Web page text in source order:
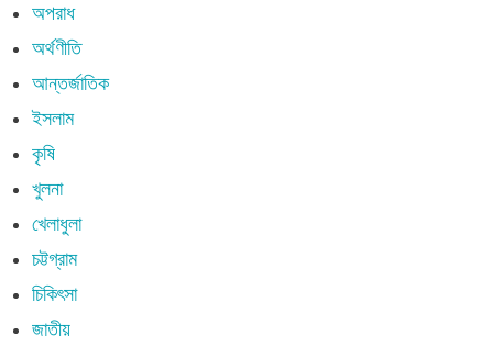
অপরাধ
অর্থণীতি
আন্তর্জাতিক
ইসলাম
কৃষি
খুলনা
খেলাধুলা
চট্টগ্রাম
চিকিৎসা
জাতীয়